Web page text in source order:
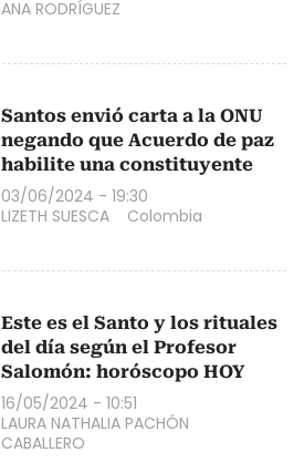
ANA RODRÍGUEZ
Santos envió carta a la ONU
negando que Acuerdo de paz
habilite una constituyente
03/06/2024 - 19:30
LIZETH SUESCA
Colombia
Este es el Santo y los rituales
del día según el Profesor
Salomón: horóscopo HOY
16/05/2024 - 10:51
LAURA NATHALIA PACHÓN
CABALLERO